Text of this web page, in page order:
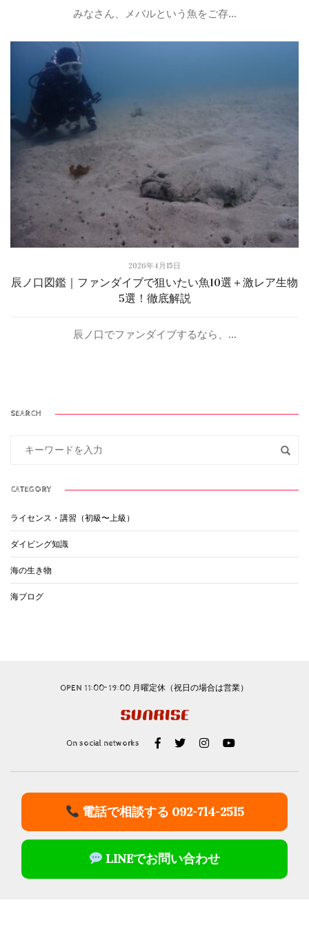
みなさん、メバルという魚をご存...
2026年4月15日
辰ノ口図鑑｜ファンダイブで狙いたい魚10選＋激レア生物
5選！徹底解説
辰ノ口でファンダイブするなら、...
SEARCH
CATEGORY
ライセンス・講習（初級〜上級）
ダイビング知識
海の生き物
海ブログ
OPEN 11:00~19:00 月曜定休（祝日の場合は営業）
On social networks
電話で相談する 092-714-2515
LINEでお問い合わせ